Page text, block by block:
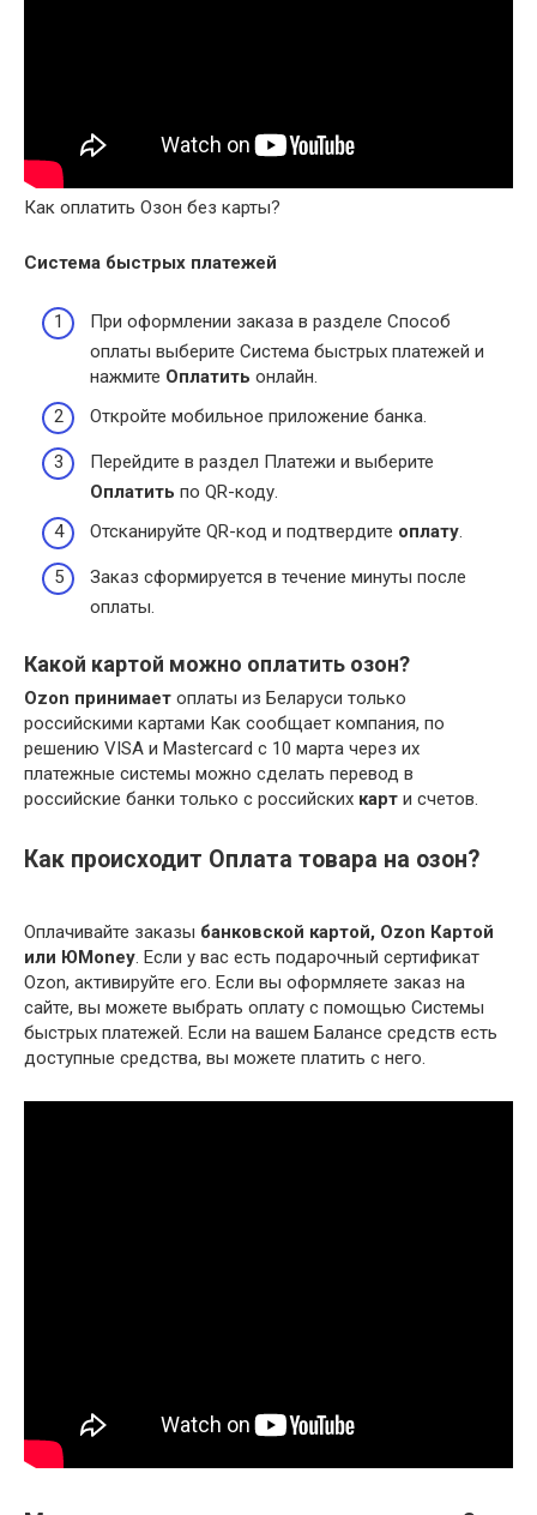
Как оплатить Озон без карты?
Система быстрых платежей
При оформлении заказа в разделе Способ
оплаты выберите Система быстрых платежей и
нажмите Оплатить онлайн.
Откройте мобильное приложение банка.
Перейдите в раздел Платежи и выберите
Оплатить по QR-коду.
Отсканируйте QR-код и подтвердите оплату.
Заказ сформируется в течение минуты после
оплаты.
Какой картой можно оплатить озон?
Ozon принимает оплаты из Беларуси только
российскими картами Как сообщает компания, по
решению VISA и Mastercard с 10 марта через их
платежные системы можно сделать перевод в
российские банки только с российских карт и счетов.
Как происходит Оплата товара на озон?
Оплачивайте заказы банковской картой, Ozon Картой
или ЮMoney. Если у вас есть подарочный сертификат
Ozon, активируйте его. Если вы оформляете заказ на
сайте, вы можете выбрать оплату с помощью Системы
быстрых платежей. Если на вашем Балансе средств есть
доступные средства, вы можете платить с него.